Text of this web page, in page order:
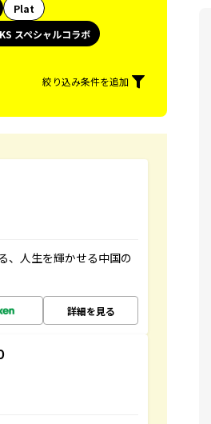
Plat
スペシャルコラボ
絞り込み条件を追加
、人生を輝かせる中国の
詳細を見る